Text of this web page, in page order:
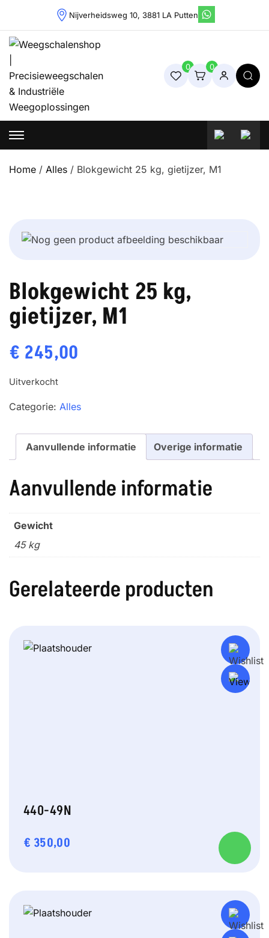
content
Nijverheidsweg 10, 3881 LA Putten
Weegschalenshop | Precisieweegschalen & Industriële
Weegoplossingen
0 0
Home / Alles / Blokgewicht 25 kg, gietijzer, M1
Blokgewicht 25 kg,
gietijzer, M1
€ 245,00
Uitverkocht
Categorie: Alles
Aanvullende informatie Overige informatie
Aanvullende informatie
Gewicht
45 kg
Gerelateerde producten
440-49N
€ 350,00